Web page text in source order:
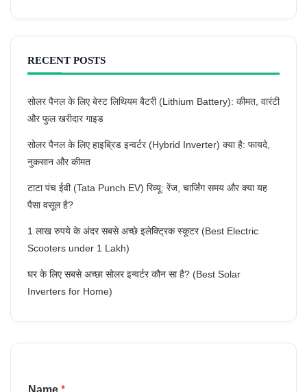
RECENT POSTS
सोलर पैनल के लिए बेस्ट लिथियम बैटरी (Lithium Battery): कीमत, वारंटी
और फुल खरीदार गाइड
सोलर पैनल के लिए हाइब्रिड इन्वर्टर (Hybrid Inverter) क्या है: फायदे,
नुकसान और कीमत
टाटा पंच ईवी (Tata Punch EV) रिव्यू: रेंज, चार्जिंग समय और क्या यह
पैसा वसूल है?
1 लाख रुपये के अंदर सबसे अच्छे इलेक्ट्रिक स्कूटर (Best Electric
Scooters under 1 Lakh)
घर के लिए सबसे अच्छा सोलर इन्वर्टर कौन सा है? (Best Solar
Inverters for Home)